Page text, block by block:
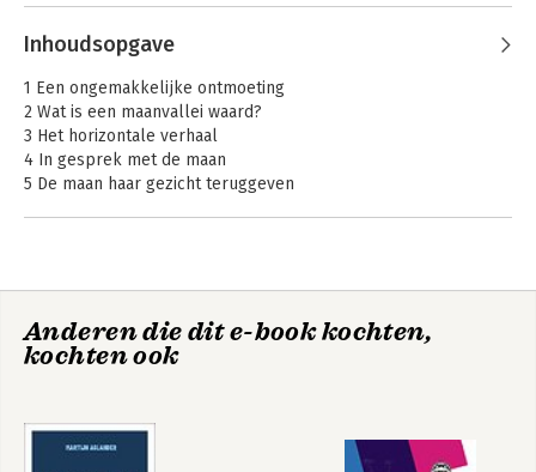
Inhoudsopgave
1 Een ongemakkelijke ontmoeting
2 Wat is een maanvallei waard?
3 Het horizontale verhaal
4 In gesprek met de maan
5 De maan haar gezicht teruggeven
Anderen die dit e-book kochten,
kochten ook